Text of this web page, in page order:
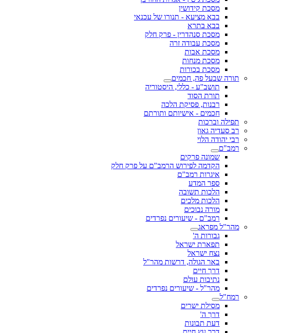
מסכת קידושין
בבא מציעא - תנורו של עכנאי
בבא בתרא
מסכת סנהדרין - פרק חלק
מסכת עבודה זרה
מסכת אבות
מסכת מנחות
מסכת בכורות
תורה שבעל פה, חכמים
תושב"ע - כללי, היסטוריה
תורת הסוד
רבנות, פסיקת הלכה
חכמים - אישיותם ותורתם
תפילה וברכות
רב סעדיה גאון
רבי יהודה הלוי
רמב"ם
שמונה פרקים
הקדמה לפירוש הרמב"ם על פרק חלק
איגרות רמב"ם
ספר המדע
הלכות תשובה
הלכות מלכים
מורה נבוכים
רמב"ם - שיעורים נפרדים
מהר"ל מפראג
גבורות ה'
תפארת ישראל
נצח ישראל
באר הגולה, דרשות מהר"ל
דרך חיים
נתיבות עולם
מהר"ל - שיעורים נפרדים
רמח"ל
מסילת ישרים
דרך ה'
דעת תבונות